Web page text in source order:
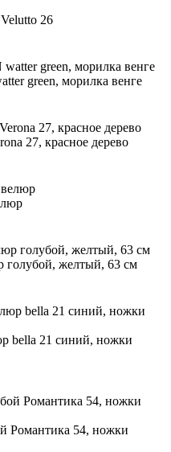
26
green, морилка венге
27, красное дерево
голубой, желтый, 63 см
bella 21 синий, ножки
Романтика 54, ножки